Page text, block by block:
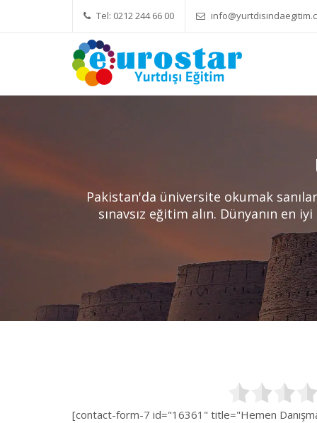
Tel: 0212 244 66 00Yök Denkliği Önemli Eğitim
Pakistan'da üniversite okumak
sınavsız eğitim alın. Dünyanın en
[contact-form-7 id="16361" title="Hemen